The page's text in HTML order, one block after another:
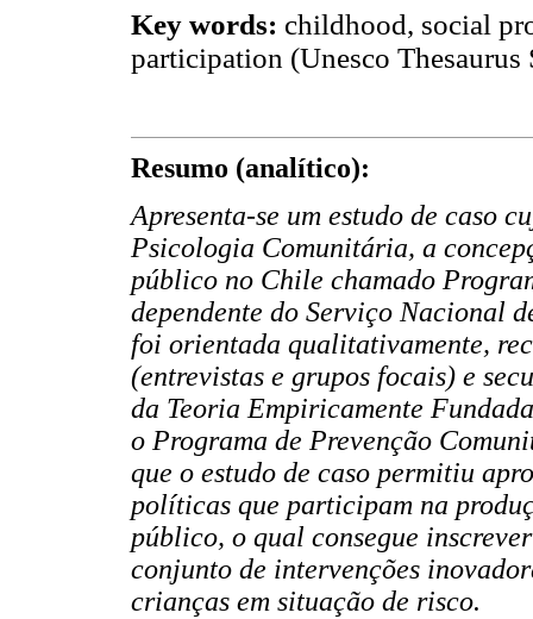
Key words: childhood, social
participation (Unesco Thesaurus
Resumo (analítico):
Apresenta-se um estudo de caso
Psicologia Comunitária, a
público no Chile chamado
dependente do Serviço Nacional
foi orientada qualitativamente,
(entrevistas e grupos focais) e
da Teoria Empiricamente
o Programa de Prevenção
que o estudo de caso permitiu
políticas que participam na
público, o qual consegue
conjunto de intervenções
crianças em situação de risco.